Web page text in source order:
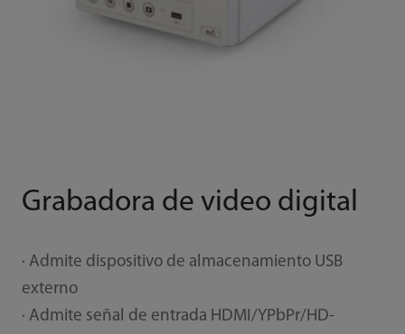
Grabadora de video digital
· Admite dispositivo de almacenamiento USB
externo
· Admite señal de entrada HDMI/YPbPr/HD-